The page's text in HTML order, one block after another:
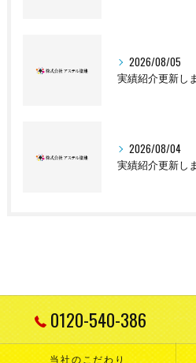
2026/08/05
実績紹介更新し
2026/08/04
実績紹介更新し
0120-540-386
当社のこだわり